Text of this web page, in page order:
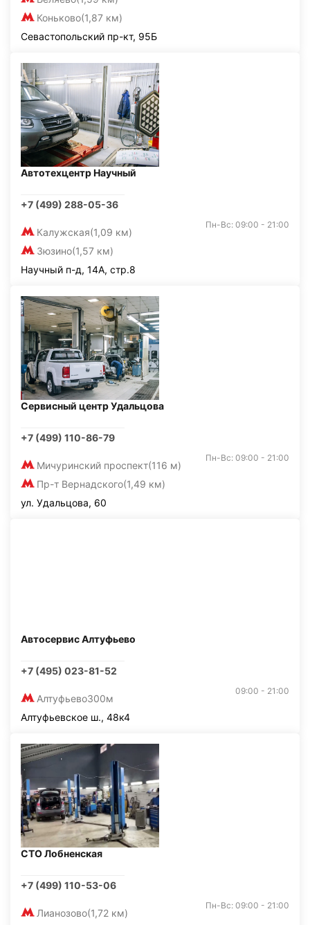
Коньково(1,87 км)
Севастопольский пр-кт, 95Б
Автотехцентр Научный
+7 (499) 288-05-36
Калужская(1,09 км)
Зюзино(1,57 км)
Пн-Вс: 09:00 - 21:00
Научный п-д, 14А, стр.8
Сервисный центр Удальцова
+7 (499) 110-86-79
Мичуринский проспект(116 м)
Пр-т Вернадского(1,49 км)
Пн-Вс: 09:00 - 21:00
ул. Удальцова, 60
Автосервис Алтуфьево
+7 (495) 023-81-52
Алтуфьево300м
09:00 - 21:00
Алтуфьевское ш., 48к4
СТО Лобненская
+7 (499) 110-53-06
Лианозово(1,72 км)
Пн-Вс: 09:00 - 21:00